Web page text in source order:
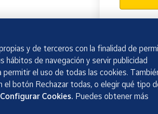
y de terceros con la finalidad de
hábitos de navegación y servir publicidad
permitir el uso de todas las cookies.
el botón Rechazar todas, o elegir qué tipo
Configurar Cookies. Puedes obtener más